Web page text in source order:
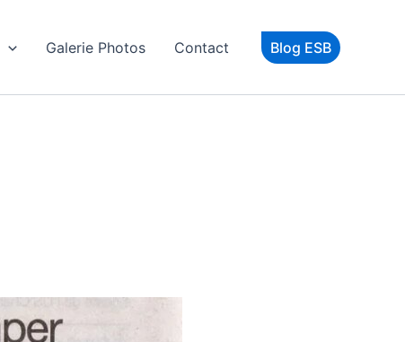
Galerie Photos Contact Blog ESB